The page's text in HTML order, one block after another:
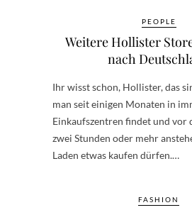
PEOPLE
Weitere Hollister
nach
Ihr wisst schon, Hollister, das
man seit einigen Monaten in
Einkaufszentren findet und vor
zwei Stunden oder mehr
Laden etwas kaufen dürfen.…
FASHION